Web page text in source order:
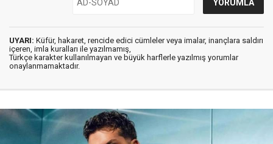
UYARI: Küfür, hakaret, rencide edici cümleler veya imalar, inançlara saldırı
içeren, imla kuralları ile yazılmamış,
Türkçe karakter kullanılmayan ve büyük harflerle yazılmış yorumlar
onaylanmamaktadır.